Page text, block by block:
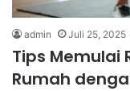
admin Juli 25, 2025
Tips Memulai
Rumah